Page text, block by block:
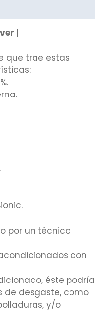
|
que trae estas
por un técnico
con
éste podría
de desgaste, como
y/o